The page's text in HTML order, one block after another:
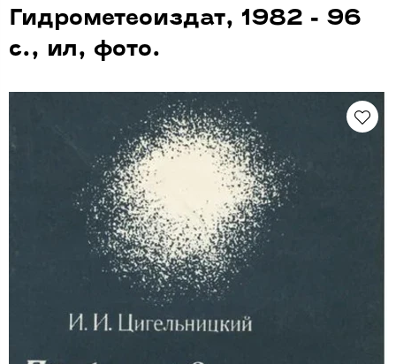
Гидрометеоиздат, 1982 - 96
с., ил, фото.